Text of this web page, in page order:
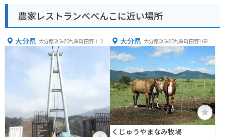
農家レストランべべんこに近い場所
大分県 大分県玖珠郡九重町田野１２０
大分県 大分県玖珠郡九重町田野1681ｰ
くじゅうやまなみ牧場